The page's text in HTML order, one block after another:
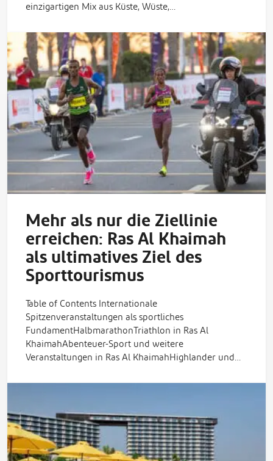
einzigartigen Mix aus Küste, Wüste,…
Mehr als nur die Ziellinie
erreichen: Ras Al Khaimah
als ultimatives Ziel des
Sporttourismus
Table of Contents Internationale
Spitzenveranstaltungen als sportliches
FundamentHalbmarathonTriathlon in Ras Al
KhaimahAbenteuer-Sport und weitere
Veranstaltungen in Ras Al KhaimahHighlander und…